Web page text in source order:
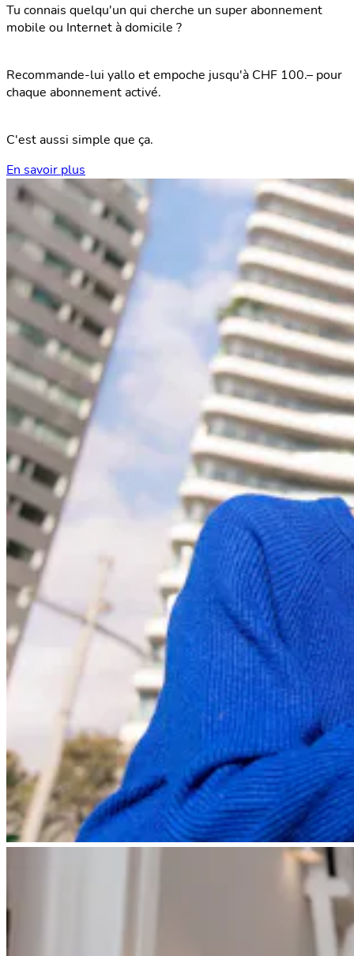
Tu connais quelqu'un qui cherche un super abonnement
mobile ou Internet à domicile ?
Recommande-lui yallo et empoche jusqu'à CHF 100.– pour
chaque abonnement activé.
C'est aussi simple que ça.
En savoir plus